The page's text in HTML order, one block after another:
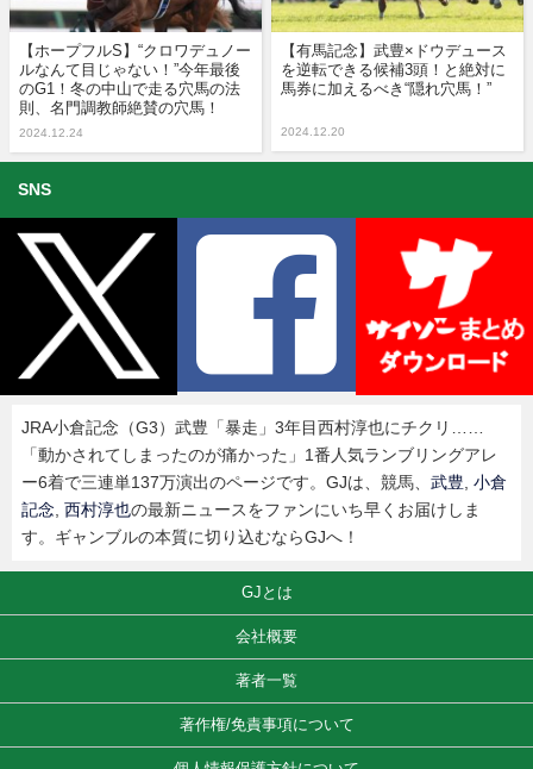
【ホープフルS】“クロワデュノー
ルなんて目じゃない！”今年最後
のG1！冬の中山で走る穴馬の法
則、名門調教師絶賛の穴馬！
2024.12.24
【有馬記念】武豊×ドウデュース
を逆転できる候補3頭！と絶対に
馬券に加えるべき“隠れ穴馬！”
2024.12.20
SNS
JRA小倉記念（G3）武豊「暴走」3年目西村淳也にチクリ……
「動かされてしまったのが痛かった」1番人気ランブリングアレ
ー6着で三連単137万演出のページです。GJは、競馬、 武豊 小倉
記念 西村淳也の最新ニュースをファンにいち早くお届けしま
す。ギャンブルの本質に切り込むならGJへ！
GJとは
会社概要
著者一覧
著作権/免責事項について